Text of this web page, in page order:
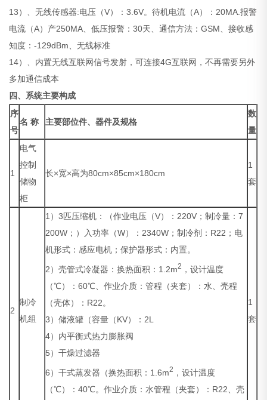
13）、无线传感器:电压（V）：3.6V。待机电流（A）：20MA.报警
电流（A）产250MA、低压报警：30天、通信方法：GSM、接收感
知度：-129dBm、无线标准
14）、内置无线互联网信号发射，可连接4G互联网，不再需要另外
多加通信成本
四、系统主要构成
序
号
名 称 主要部位件、器件及规格
数
量
1
电气
控制
储物
柜
长×宽×高为80cm×85cm×180cm
1
套
2
制冷
机组
1）3匹压缩机：（作业电压（V）：220V；制冷量：7
200W；）入功率（W）：2340W；制冷剂：R22；电
机形式：感应电机；保护器形式：内置。
2）壳管式冷凝器：换热面积：1.2m2 ，设计温度
（℃）：60℃、作业介质：管程（夹套）：水、壳程
（壳体）：R22。
3）储液罐（容量（KV）：2L
4）内平衡式热力膨胀阀
5）干燥过滤器
6）干式蒸发器（换热面积：1.6m2 ，设计温度
（℃）：40℃。作业介质：水管程（夹套）：R22、壳
1
套